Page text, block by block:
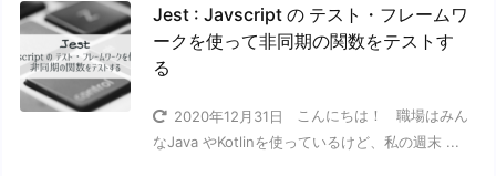
Jest : Javscript の テスト・フレームワ
ークを使って非同期の関数をテストす
る
2020年12月31日
こんにちは！ 職場はみん
なJava やKotlinを使っているけど、私の週末 ...